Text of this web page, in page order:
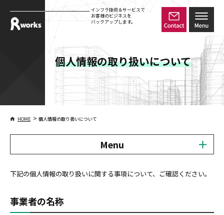
インフラ技術＆サービスで
お客様のビジネスを
バックアップします。
個人情報の取り扱いについて
HOME > 個人情報の取り扱いについて
Menu
下記の個人情報の取り扱いに関する事項について、ご確認ください。
事業者の名称